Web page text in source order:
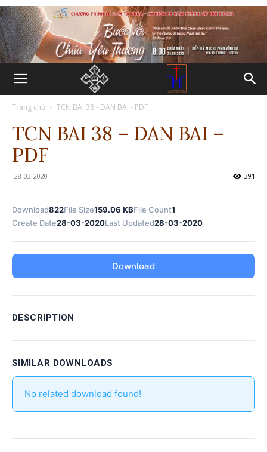
Trang chủ TCN BAI 38 - DAN BAI - PDF
TCN BAI 38 – DAN BAI –
PDF
28-03-2020 391
Download822File Size159.06 KBFile Count1
Create Date28-03-2020Last Updated28-03-2020
Download
DESCRIPTION
SIMILAR DOWNLOADS
No related download found!